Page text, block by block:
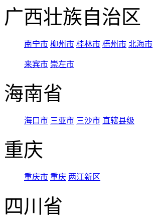
广西壮族自治区
南宁市 柳州市 桂林市 梧州市 北海市
来宾市 崇左市
海南省
海口市 三亚市 三沙市 直辖县级
重庆
重庆市 重庆 两江新区
四川省